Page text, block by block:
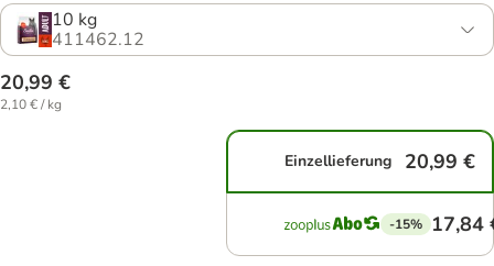
10 kg
411462.12
20,99 €
2,10 € / kg
Einzellieferung 20,99 €
-15% 17,84